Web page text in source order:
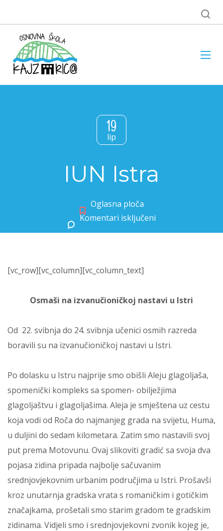
19
lip
IUN Istra
Oglasna ploča
Komentari isključeni
[vc_row][vc_column][vc_column_text]
Osmaši na izvanučioničkoj nastavi u Istri
Od 22. svibnja do 24. svibnja učenici osmih razreda
boravili su na izvanučioničkoj nastavi u Istri.
Po dolasku u Istru najprije smo obišli Aleju glagoljaša,
spomenički kompleks sa spomen- obilježjima
glagoljaštvu i glagoljašima. Aleja je smještena uz cestu
koja vodi od Roča do najmanjeg grada na svijetu, Huma,
u duljini do sedam kilometara. Zatim smo nastavili svoj
put prema Motovunu. Ovaj slikoviti gradić sa svoja dva
pojasa zidina pripada najbolje sačuvanim
srednjovjekovnim urbanim područjima u Istri. Prošavši
kroz unutarnja gradska vrata s romaničkim i gotičkim
značajkama, prošetali smo starim gradom te gradskim
zidinama. Vidjeli smo i srednjovjekovni zvonik kojeg je,